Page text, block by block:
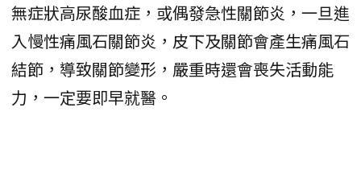
無症狀高尿酸血症，或偶發急性關節炎，一旦進
入慢性痛風石關節炎，皮下及關節會產生痛風石
結節，導致關節變形，嚴重時還會喪失活動能
力，一定要即早就醫。